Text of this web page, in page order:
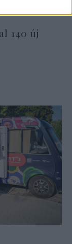
140 új